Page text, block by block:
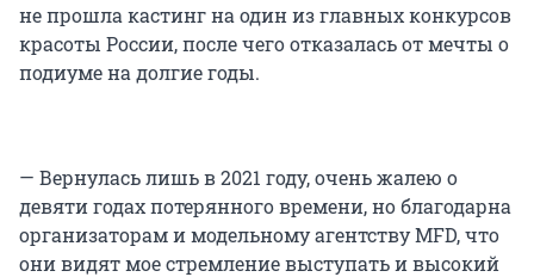
не прошла кастинг на один из главных конкурсов
красоты России, после чего отказалась от мечты о
подиуме на долгие годы.
— Вернулась лишь в 2021 году, очень жалею о
девяти годах потерянного времени, но благодарна
организаторам и модельному агентству MFD, что
они видят мое стремление выступать и высокий